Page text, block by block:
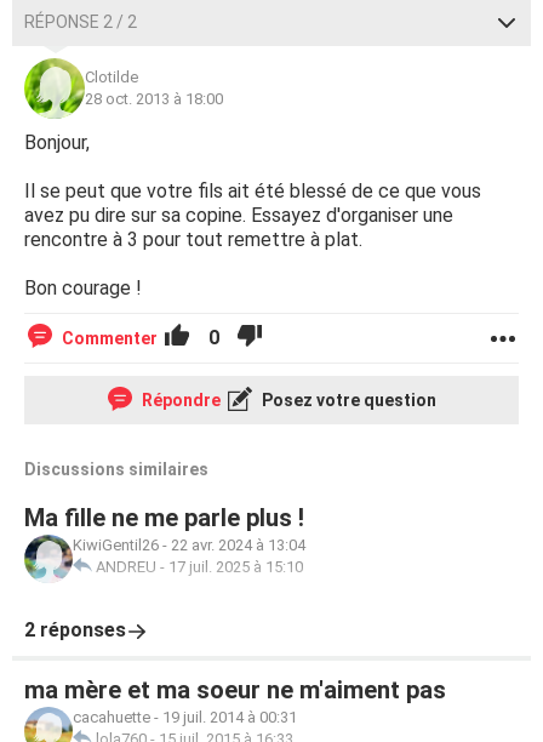
RÉPONSE 2 / 2
Clotilde
28 oct. 2013 à 18:00
Bonjour,
Il se peut que votre fils ait été blessé de ce que vous
avez pu dire sur sa copine. Essayez d'organiser une
rencontre à 3 pour tout remettre à plat.
Bon courage !
Commenter 0
Répondre Posez votre question
Discussions similaires
Ma fille ne me parle plus !
KiwiGentil26 - 22 avr. 2024 à 13:04
ANDREU - 17 juil. 2025 à 15:10
2 réponses
ma mère et ma soeur ne m'aiment pas
cacahuette - 19 juil. 2014 à 00:31